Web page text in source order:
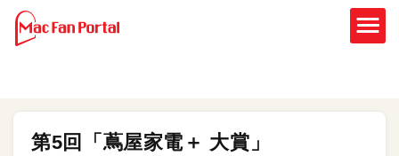
第5回「蔦屋家電＋ 大賞」